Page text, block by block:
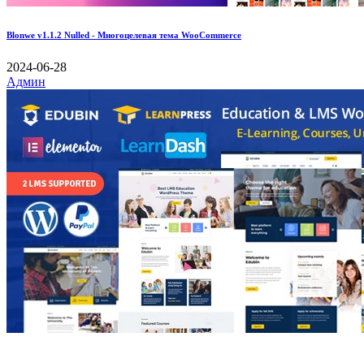
Blonwe v1.1.2 Nulled - Многоцелевая тема WooCommerce
2024-06-28
Админ